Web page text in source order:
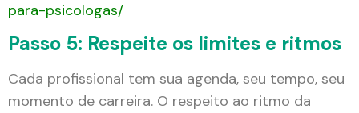
para-psicologas/
Passo 5: Respeite os limites e ritmos
Cada profissional tem sua agenda, seu tempo, seu
momento de carreira. O respeito ao ritmo da